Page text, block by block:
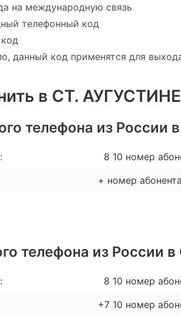
на международную связь
телефонный код
данный код применятся для
в СТ. АУГУСТИНЕ
телефона из России
8 10 номер
+ номер абонента
телефона из России
8 10 номер
+7 10 номер